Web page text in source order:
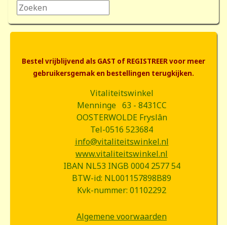
Zoeken...
Bestel vrijblijvend als GAST of REGISTREER voor meer
gebruikersgemak en bestellingen terugkijken.
Vitaliteitswinkel
Menninge 63 - 8431CC
OOSTERWOLDE Fryslân
Tel-0516 523684
info@vitaliteitswinkel.nl
www.vitaliteitswinkel.nl
IBAN NL53 INGB 0004 2577 54
BTW-id: NL001157898B89
Kvk-nummer: 01102292
Algemene voorwaarden